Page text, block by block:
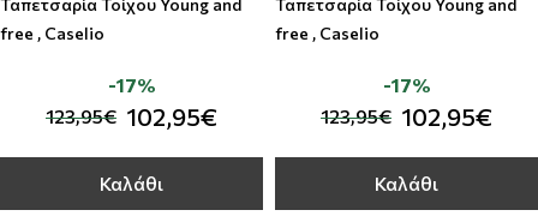
Ταπετσαρία Τοίχου Young and
free , Caselio
123,95€ 102,95€
-17%
Καλάθι
Ταπετσαρία Τοίχου Young and
free , Caselio
123,95€ 102,95€
-17%
Καλάθι